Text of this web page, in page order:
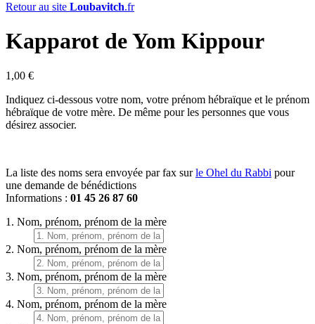
Retour au site Loubavitch.fr
Kapparot de Yom Kippour
1,00 €
Indiquez ci-dessous votre nom, votre prénom hébraïque et le prénom
hébraïque de votre mère. De même pour les personnes que vous
désirez associer.
La liste des noms sera envoyée par fax surle Ohel du Rabbi pour
une demande de bénédictions
Informations : 01 45 26 87 60
1. Nom, prénom, prénom de la mère
2. Nom, prénom, prénom de la mère
3. Nom, prénom, prénom de la mère
4. Nom, prénom, prénom de la mère